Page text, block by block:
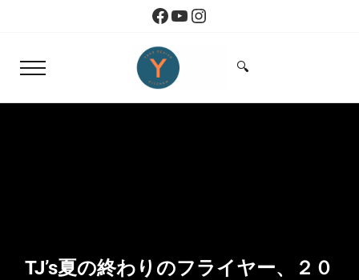
Skip to header right navigationFacebook
YouTube
Instagram
Menu
Yoko Design Kitchen
Search...
🔍
TJ’s夏の終わりのフライヤー、２０